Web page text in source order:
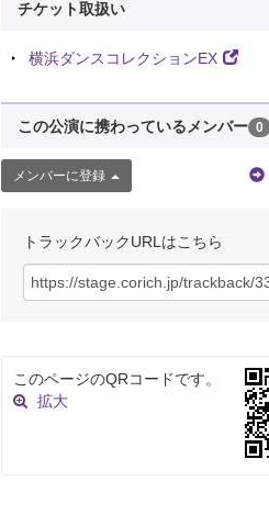
チケット取扱い
横浜ダンスコレクションEX
この公演に携わっているメンバー 0
メンバーに登録
トラックバックURLはこちら
このページのQRコードです。
拡大